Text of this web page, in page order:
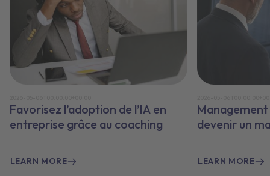
Favorisez l’adoption de l’IA en
entreprise grâce au coaching
LEARN MORE
devenir un
LEARN MORE